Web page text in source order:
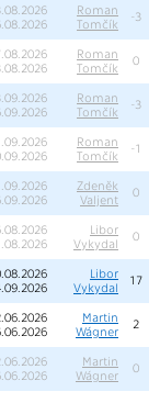
Roman
Tomčík
-3
Roman
Tomčík
0
Roman
Tomčík
-3
Roman
Tomčík
-1
Zdeněk
Valjent
0
Libor
Vykydal
0
Libor
Vykydal
17
Martin
Wágner
2
Martin
Wágner
0